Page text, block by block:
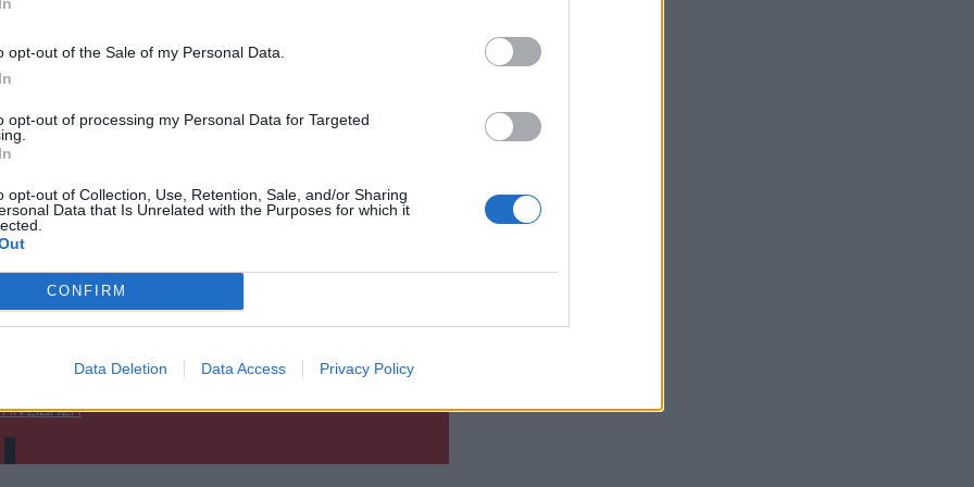
opt-out of the Sale of my Personal Data.
opt-out of processing my Personal Data for Targeted
opt-out of Collection, Use, Retention, Sale, and/or Sharing
Data that Is Unrelated with the Purposes for which it
CONFIRM
Data Deletion Data Access Privacy Policy
TAGS
ΕΊΔΗΣΗ